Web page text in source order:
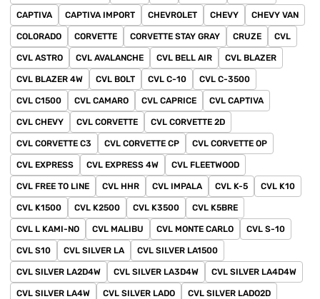
CAPTIVA CAPTIVA IMPORT CHEVROLET CHEVY CHEVY VAN
COLORADO CORVETTE CORVETTE STAY GRAY CRUZE CVL
CVL ASTRO CVL AVALANCHE CVL BELL AIR CVL BLAZER
CVL BLAZER 4W CVL BOLT CVL C-10 CVL C-3500
CVL C1500 CVL CAMARO CVL CAPRICE CVL CAPTIVA
CVL CHEVY CVL CORVETTE CVL CORVETTE 2D
CVL CORVETTE C3 CVL CORVETTE CP CVL CORVETTE OP
CVL EXPRESS CVL EXPRESS 4W CVL FLEETWOOD
CVL FREE TO LINE CVL HHR CVL IMPALA CVL K-5 CVL K10
CVL K1500 CVL K2500 CVL K3500 CVL K5BRE
CVL L KAMI-NO CVL MALIBU CVL MONTE CARLO CVL S-10
CVL S10 CVL SILVER LA CVL SILVER LA1500
CVL SILVER LA2D4W CVL SILVER LA3D4W CVL SILVER LA4D4W
CVL SILVER LA4W CVL SILVER LADO CVL SILVER LADO2D